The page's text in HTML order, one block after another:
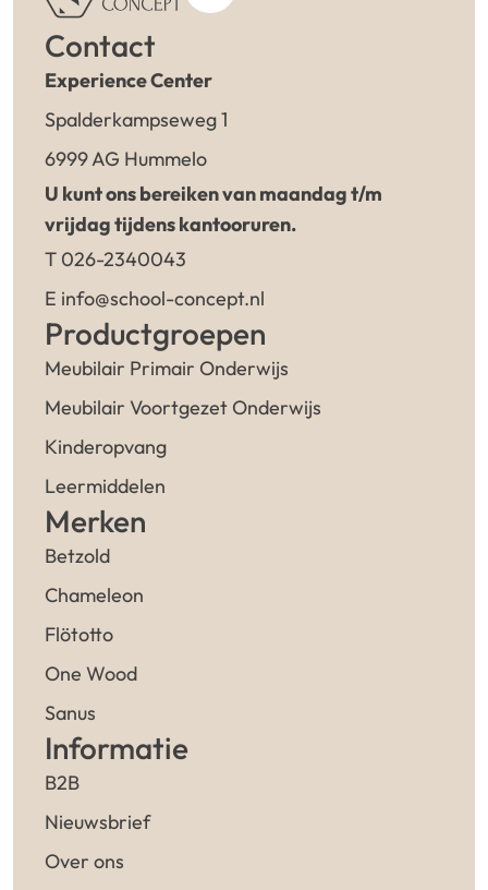
Contact
Experience Center
Spalderkampseweg 1
6999 AG Hummelo
U kunt ons bereiken van maandag t/m
vrijdag tijdens kantooruren.
T 026-2340043
E info@school-concept.nl
Productgroepen
Meubilair Primair Onderwijs
Meubilair Voortgezet Onderwijs
Kinderopvang
Leermiddelen
Merken
Betzold
Chameleon
Flötotto
One Wood
Sanus
Informatie
B2B
Nieuwsbrief
Over ons